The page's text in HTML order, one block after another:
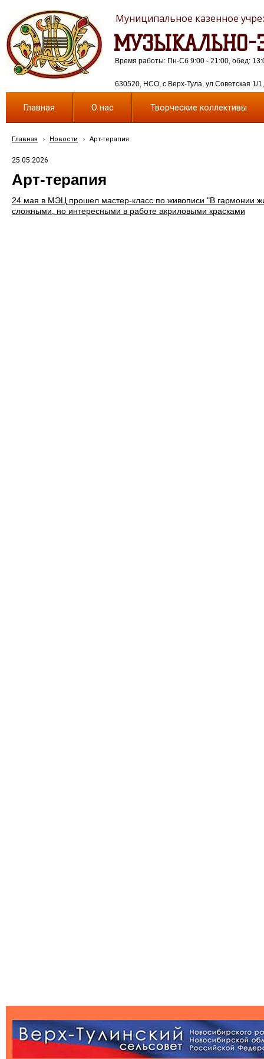
МУЗЫКАЛЬНО-
Муниципальное казенное
630520, НСО, с.Верх-Тула, ул.Советская 1/
Время работы: Пн-Сб 9:00 - 21:00, обед:
Главная О нас Творческие коллективы
Главная › Новости › Арт-терапия
25.05.2026
Арт-терапия
24 мая в МЭЦ прошел мастер-класс по живописи "В гармонии
сложными, но интересными в работе акриловыми красками